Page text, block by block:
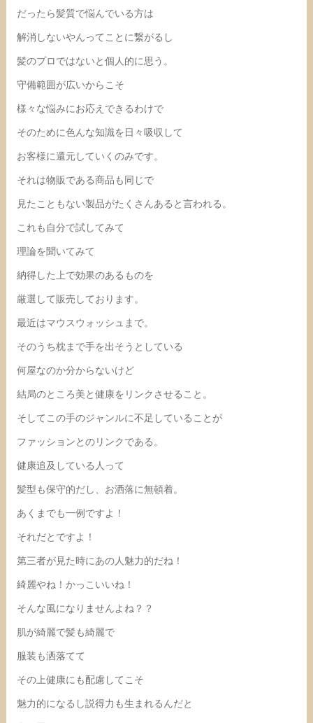
だったら髪質で悩んでいる方は
解消しないやんってことに繋がるし
髪のプロではないと個人的に思う。
守備範囲が広いからこそ
様々な悩みにお応えできるわけで
そのために色んな知識を日々吸収して
お客様に還元していくのみです。
それは物販である商品も同じで
見たこともない製品がたくさんあると言われる。
これも自分で試してみて
理論を聞いてみて
納得した上で効果のあるものを
厳選して販売しております。
最近はマウスウォッシュまで。
そのうち枕まで手を出そうとしている
何屋なのか分からないけど
結局のところ美と健康をリンクさせること。
そしてこの手のジャンルに不足していることが
ファッションとのリンクである。
健康追及している人って
髪型も保守的だし、お洒落に無頓着。
あくまでも一例ですよ！
それだとですよ！
第三者が見た時にあの人魅力的だね！
綺麗やね！かっこいいね！
そんな風になりませんよね？？
肌が綺麗で髪も綺麗で
服装も洒落てて
その上健康にも配慮してこそ
魅力的になるし説得力も生まれるんだと